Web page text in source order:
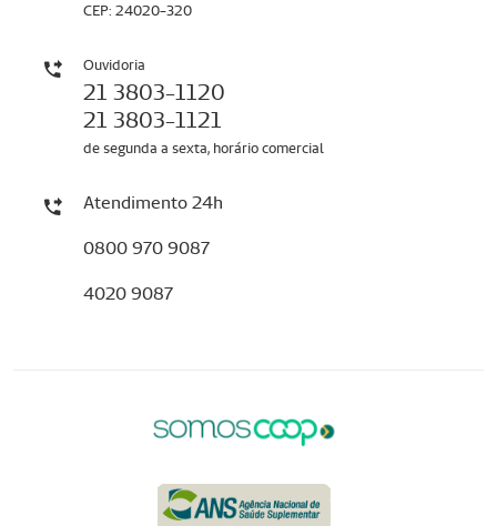
CEP: 24020-320
Ouvidoria
21 3803-1120
21 3803-1121
de segunda a sexta, horário comercial
Atendimento 24h
0800 970 9087
4020 9087